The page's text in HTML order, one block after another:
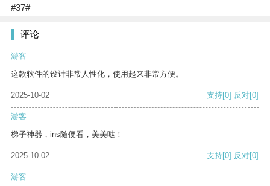
#37#
评论
游客
这款软件的设计非常人性化，使用起来非常方便。
2025-10-02 支持[0] 反对[0]
游客
梯子神器，ins随便看，美美哒！
2025-10-02 支持[0] 反对[0]
游客